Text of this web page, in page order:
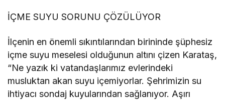
İÇME SUYU SORUNU ÇÖZÜLÜYOR
İlçenin en önemli sıkıntılarından birininde şüphesiz
içme suyu meselesi olduğunun altını çizen Karataş,
“Ne yazık ki vatandaşlarımız evlerindeki
musluktan akan suyu içemiyorlar. Şehrimizin su
ihtiyacı sondaj kuyularından sağlanıyor. Aşırı